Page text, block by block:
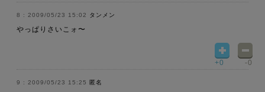
2009/05/23 15:02 タンメン
やっぱりさいこォ〜
+0 -0
2009/05/23 15:25 匿名